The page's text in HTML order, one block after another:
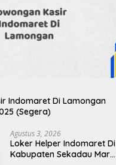
Indomaret Di Lamongan
(Segera)
Agustus 3, 2026
Loker Helper Indomaret Di
Kabupaten Sekadau Maret